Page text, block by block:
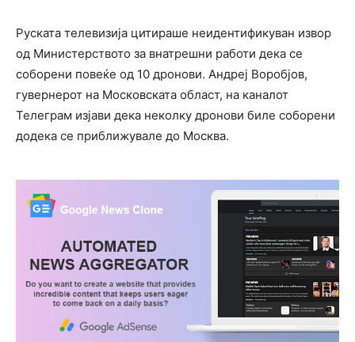
Руската телевизија цитираше неидентификуван извор
од Министерството за внатрешни работи дека се
соборени повеќе од 10 дронови. Андреј Воробјов,
гувернерот на Московската област, на каналот
Телеграм изјави дека неколку дронови биле соборени
додека се приближувале до Москва.